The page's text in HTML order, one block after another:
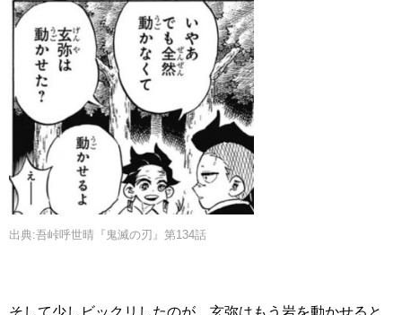
出典:吾峠呼世晴『鬼滅の刃』第134話